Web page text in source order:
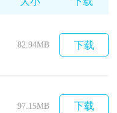
82.94MB 下载
97.15MB 下载